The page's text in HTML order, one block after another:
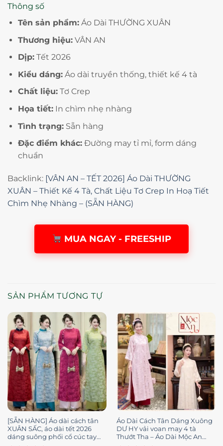
Thông số
Tên sản phẩm:Áo Dài THƯỜNG XUÂN
Thương hiệu:VÂN AN
Dịp:Tết 2026
Kiểu dáng:Áo dài truyền thống, thiết kế 4 tà
Chất liệu:Tơ Crep
Họa tiết:In chìm nhẹ nhàng
Tình trạng:Sẵn hàng
Đặc điểm khác:Đường may tỉ mỉ, form dáng
chuẩn
Backlink: [VÂN AN – TẾT 2026] Áo Dài THƯỜNG
XUÂN – Thiết Kế 4 Tà, Chất Liệu Tơ Crep In Hoạ Tiết
Chìm Nhẹ Nhàng – (SẴN HÀNG)
MUA NGAY - FREESHIP
SẢN PHẨM TƯƠNG TỰ
[SẴN HÀNG] Áo dài cách tân
XUÂN SẤC, áo dài tết 2026
dáng suông phối cổ cúc tay
Áo Dài Cách Tân Dáng Xuông
DƯ HY vải voan may 4 tà
Thướt Tha – Áo Dài Mộc An